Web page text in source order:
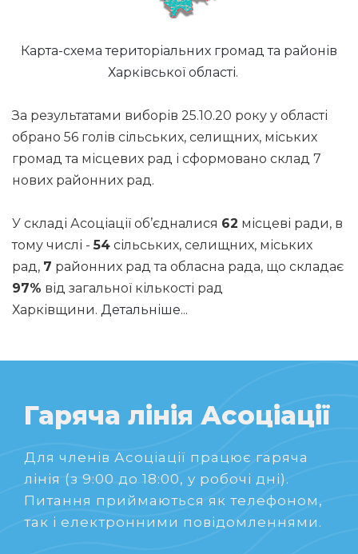
Карта-схема територіальних громад та районів
Харківської області.
За результатами виборів 25.10.20 року у області
обрано 56 голів сільських, селищних, міських
громад та місцевих рад і сформовано склад 7
нових районних рад.
У складі Асоціації об’єдналися 62 місцеві ради, в
тому числі -54 сільських, селищних, міських
рад, 7 районних рад та обласна рада, що складає
97% від загальної кількості рад
Харківщини. Детальніше...
Гаряча лінія Асоціації
Для членів Асоціації працює гаряча
лінія (з 9:00 до 18:00, у робочі дні).
Питання приймаються як телефоном,
так і електронними повідомленнями.